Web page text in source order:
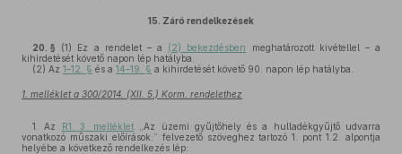
15. Záró rendelkezések
20. § (1) Ez a rendelet – a (2) bekezdésben
meghatározott kivétellel – a
kihirdetését követő napon lép hatályba.
(2) Az 1–12. § és a 14–19. § a kihirdetését követő 90. napon lép hatályba.
1. melléklet a 300/2014. (XII. 5.) Korm. rendelethez
1. Az R1. 3. melléklet „Az üzemi gyűjtőhely és a hulladékgyűjtő udvarra
vonatkozó műszaki előírások:” felvezető szöveghez tartozó 1. pont 1.2. alpontja
helyébe a következő rendelkezés lép: